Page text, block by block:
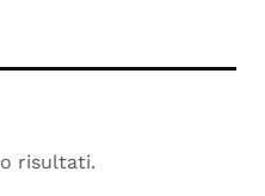
risultati.